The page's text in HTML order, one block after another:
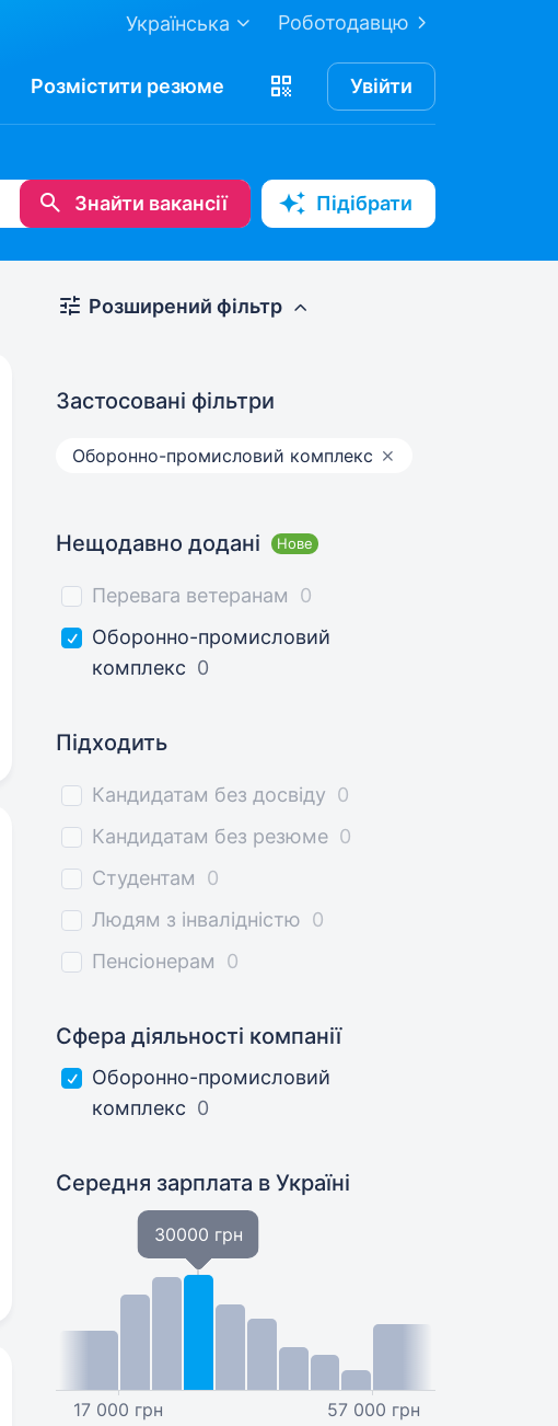
Роботодавцю
Українська
Розмістити резюме Увійти
Знайти вакансії Підібрати
Розширений фільтр
Застосовані фільтри
Оборонно-промисловий комплекс
Нещодавно додані Нове
Перевага ветеранам
0
Оборонно-промисловий
комплекс 0
Підходить
Кандидатам без досвіду 0
Кандидатам без резюме 0
Студентам
0
Людям з інвалідністю 0
Пенсіонерам
0
Сфера діяльності компанії
Оборонно-промисловий
комплекс 0
Середня зарплата в Україні
17 000 грн
30000 грн
57 000 грн